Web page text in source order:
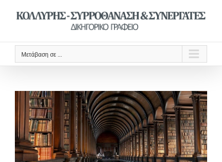
Μετάβαση σε ...